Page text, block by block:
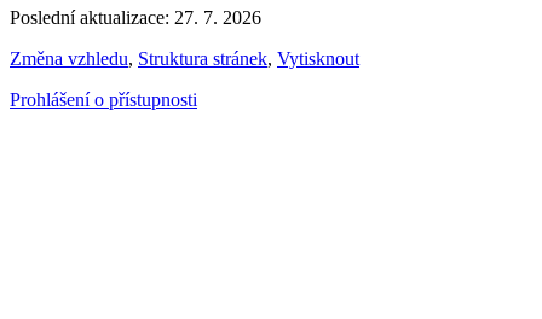
Poslední aktualizace: 27. 7. 2026
Změna vzhledu, Struktura stránek, Vytisknout
Prohlášení o přístupnosti